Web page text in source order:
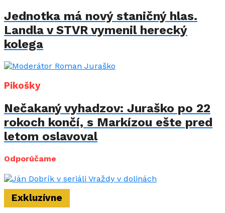
Jednotka má nový staničný hlas.
Landla v STVR vymenil herecký
kolega
Pikošky
Nečakaný vyhadzov: Juraško po 22
rokoch končí, s Markízou ešte pred
letom oslavoval
Odporúčame
Exkluzívne